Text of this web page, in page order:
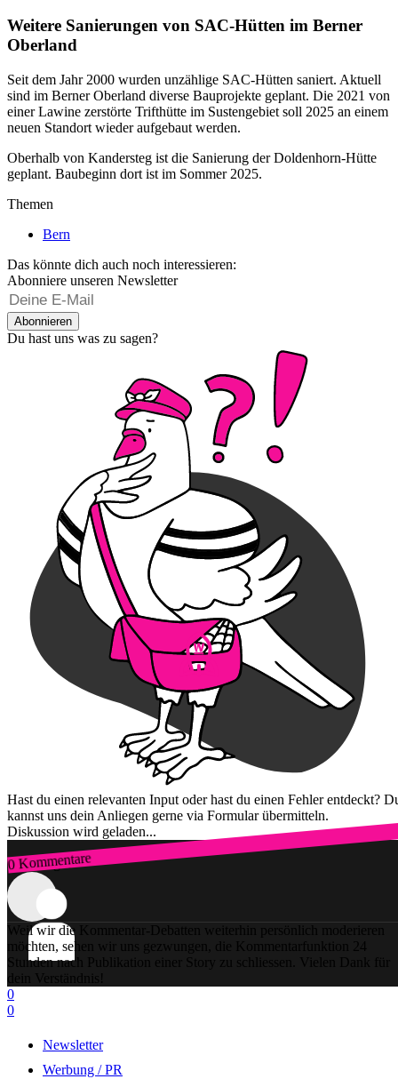
Weitere Sanierungen von SAC-Hütten im Berner
Oberland
Seit dem Jahr 2000 wurden unzählige SAC-Hütten saniert. Aktuell
sind im Berner Oberland diverse Bauprojekte geplant. Die 2021 von
einer Lawine zerstörte Trifthütte im Sustengebiet soll 2025 an einem
neuen Standort wieder aufgebaut werden.
Oberhalb von Kandersteg ist die Sanierung der Doldenhorn-Hütte
geplant. Baubeginn dort ist im Sommer 2025.
Themen
Bern
Das könnte dich auch noch interessieren:
Abonniere unseren Newsletter
Abonnieren
Du hast uns was zu sagen?
Hast du einen relevanten Input oder hast du einen Fehler entdeckt?
kannst uns dein Anliegen gerne via Formular übermitteln.
Diskussion wird geladen...
0 Kommentare
Zum Login
Weil wir die Kommentar-Debatten weiterhin persönlich moderieren
möchten, sehen wir uns gezwungen, die Kommentarfunktion 24
Stunden nach Publikation einer Story zu schliessen. Vielen Dank für
dein Verständnis!
0
0
Newsletter
Werbung / PR